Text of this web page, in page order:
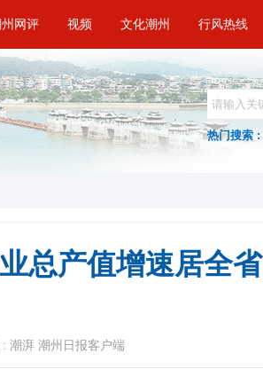
网评 视频 文化潮州 行风热线
热门搜索 :
总产值增速居全省
潮湃 潮州日报客户端